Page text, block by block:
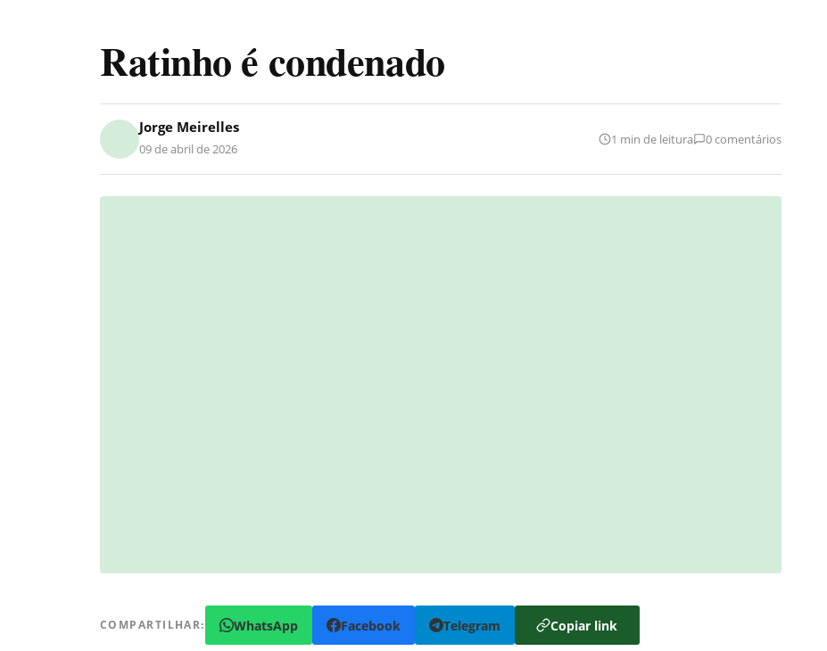
Ratinho é condenado
Jorge Meirelles
09 de abril de 2026
1 min de leitura 0 comentários
COMPARTILHAR: WhatsApp Facebook Telegram Copiar link